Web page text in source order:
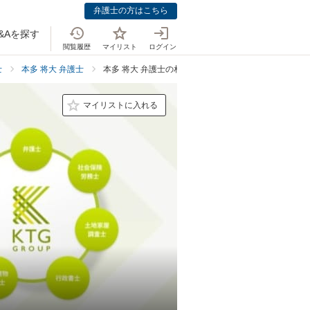
弁護士の方はこちら
を探す
閲覧履歴 マイリスト ログイン
本多 将大 弁護士 本多 将大 弁護士の相続・遺言での強み
マイリストに入れる